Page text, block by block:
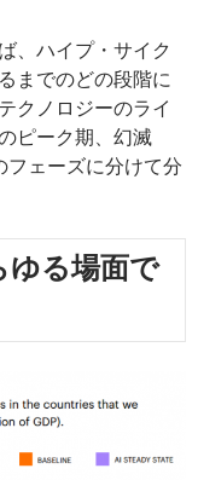
、ハイプ・サイク
までのどの段階に
クノロジーのライ
ピーク期、幻滅
ェーズに分けて分
る場面で